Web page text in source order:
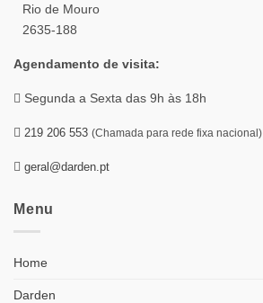
Rio de Mouro
2635-188
Agendamento de visita:
Segunda a Sexta das 9h às 18h
219 206 553 (Chamada para rede fixa nacional)
geral@darden.pt
Menu
Home
Darden